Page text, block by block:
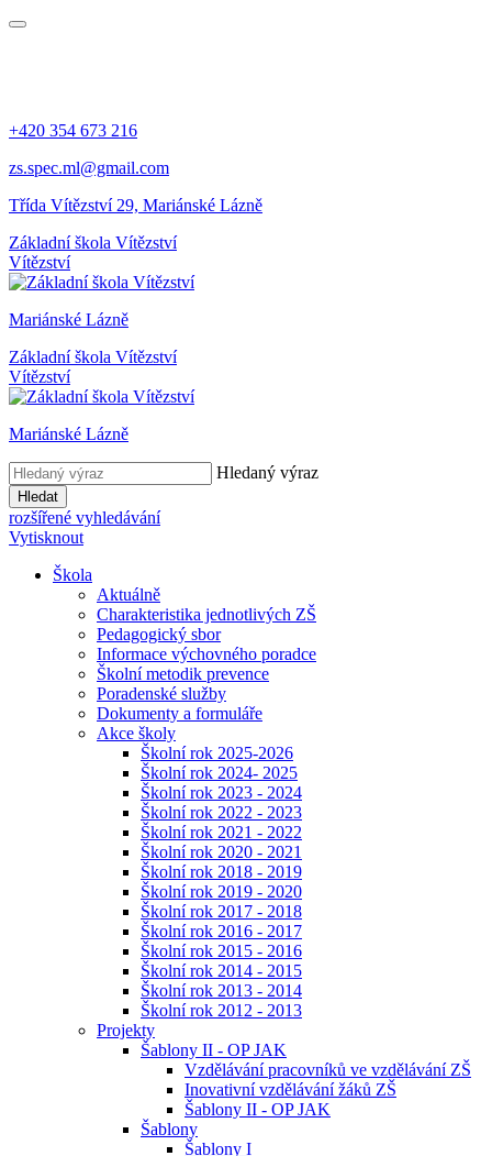
+420 354 673 216
zs.spec.ml@gmail.com
Třída Vítězství 29, Mariánské Lázně
Základní škola Vítězství
Vítězství
Mariánské Lázně
Základní škola Vítězství
Vítězství
Mariánské Lázně
Hledaný výraz
Hledat
rozšířené vyhledávání
Vytisknout
Škola
Aktuálně
Charakteristika jednotlivých ZŠ
Pedagogický sbor
Informace výchovného poradce
Školní metodik prevence
Poradenské služby
Dokumenty a formuláře
Akce školy
Školní rok 2025-2026
Školní rok 2024- 2025
Školní rok 2023 - 2024
Školní rok 2022 - 2023
Školní rok 2021 - 2022
Školní rok 2020 - 2021
Školní rok 2018 - 2019
Školní rok 2019 - 2020
Školní rok 2017 - 2018
Školní rok 2016 - 2017
Školní rok 2015 - 2016
Školní rok 2014 - 2015
Školní rok 2013 - 2014
Školní rok 2012 - 2013
Projekty
Šablony II - OP JAK
Vzdělávání pracovníků ve vzdělávání ZŠ
Inovativní vzdělávání žáků ZŠ
Šablony II - OP JAK
Šablony
Šablony I